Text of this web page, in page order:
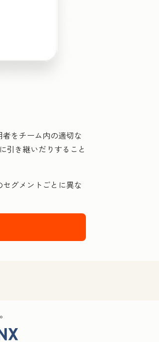
をチーム内の適切な
引き継いだりすること
グメントごとに異な